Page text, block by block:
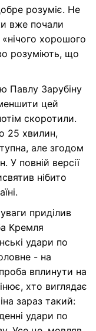
розуміє. Не
вже почали
«нічого хорошого
розуміють, що
Павлу Зарубіну
цей
скоротили.
25 хвилин,
але згодом
У повній версії
нібито
приділив
Кремля
удари по
- на
вплинути на
хто виглядає
зараз такий:
удари по